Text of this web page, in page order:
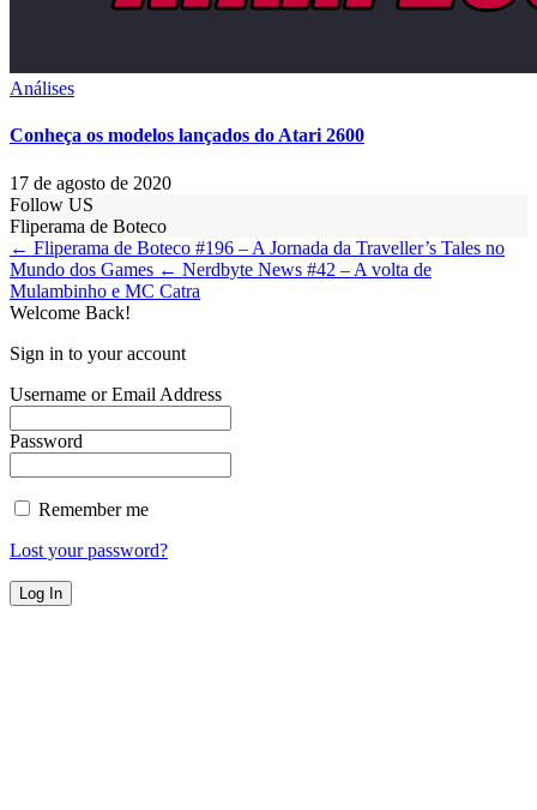
Análises
Conheça os modelos lançados do Atari 2600
17 de agosto de 2020
Follow US
Fliperama de Boteco
← Fliperama de Boteco #196 – A Jornada da Traveller’s Tales no
Mundo dos Games ← Nerdbyte News #42 – A volta de
Mulambinho e MC Catra
Welcome Back!
Sign in to your account
Username or Email Address
Password
Remember me
Lost your password?